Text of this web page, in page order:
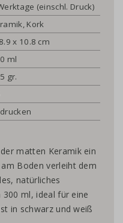
(einschl. Druck)
Kork
x 10.8 cm
ml
gr.
matten Keramik ein
Boden verleiht dem
natürliches
300 ml, ideal für eine
in schwarz und weiß